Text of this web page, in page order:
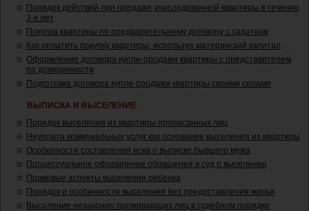
Порядок действий при продаже унаследованной квартиры в течение
3-х лет
Покупка квартиры по предварительному договору с задатком
Как оплатить покупку квартиры, используя материнский капитал
Оформление договора купли-продажи квартиры с представителем
по доверенности
Подготовка договора купли-продажи квартиры своими силами
ВЫПИСКА И ВЫСЕЛЕНИЕ
Порядок выселения из квартиры прописанных лиц
Неуплата коммунальных услуг как основание выселения из квартиры
Особенности составления иска о выписке бывшего мужа
Процессуальное оформление обращения в суд о выселении
Правовые аспекты выселения ребенка
Порядок и особенности выселения без предоставления жилья
Выселение незаконно проживающих лиц в судебном порядке